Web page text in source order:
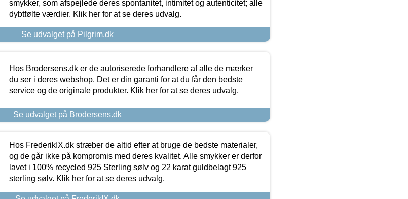
smykker, som afspejlede deres spontanitet, intimitet og autenticitet; alle
dybtfølte værdier. Klik her for at se deres udvalg.
Se udvalget på Pilgrim.dk
Hos Brodersens.dk er de autoriserede forhandlere af alle de mærker
du ser i deres webshop. Det er din garanti for at du får den bedste
service og de originale produkter. Klik her for at se deres udvalg.
Se udvalget på Brodersens.dk
Hos FrederikIX.dk stræber de altid efter at bruge de bedste materialer,
og de går ikke på kompromis med deres kvalitet. Alle smykker er derfor
lavet i 100% recycled 925 Sterling sølv og 22 karat guldbelagt 925
sterling sølv. Klik her for at se deres udvalg.